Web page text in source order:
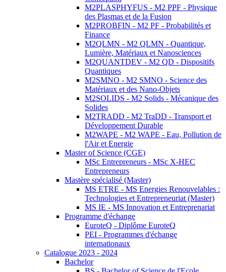
M2PLASPHYFUS - M2 PPF - Physique
des Plasmas et de la Fusion
M2PROBFIN - M2 PF - Probabilités et
Finance
M2QLMN - M2 QLMN - Quantique,
Lumière, Matériaux et Nanosciences
M2QUANTDEV - M2 QD - Dispositifs
Quantiques
M2SMNO - M2 SMNO - Science des
Matériaux et des Nano-Objets
M2SOLIDS - M2 Solids - Mécanique des
Solides
M2TRADD - M2 TraDD - Transport et
Développement Durable
M2WAPE - M2 WAPE - Eau, Pollution de
l'Air et Energie
Master of Science (CGE)
MSc Entrepreneurs - MSc X-HEC
Entrepreneurs
Mastère spécialisé (Master)
MS ETRE - MS Energies Renouvelables :
Technologies et Entrepreneuriat (Master)
MS IE - MS Innovation et Entreprenariat
Programme d'échange
EuroteQ - Diplôme EuroteQ
PEI - Programmes d'échange
internationaux
Catalogue 2023 - 2024
Bachelor